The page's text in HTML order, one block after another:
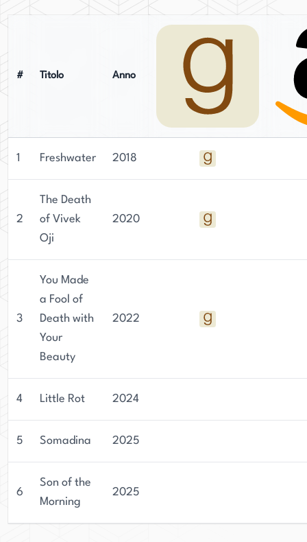
# Titolo Anno
1 Freshwater 2018
2
The Death
of Vivek
Oji
2020
3
You Made
a Fool of
Death with
Your
Beauty
2022
4 Little Rot 2024
5 Somadina 2025
6
Son of the
Morning
2025